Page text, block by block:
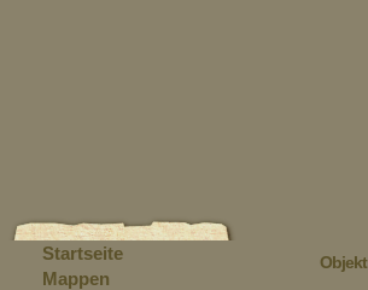
Objekt
Startseite
Mappen